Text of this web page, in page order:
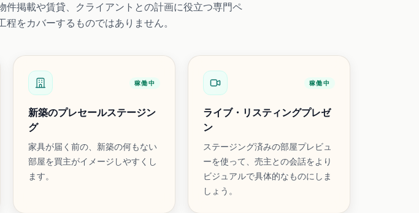
掲載や賃貸、クライアントとの計画に役立つ専門ペ
をカバーするものではありません。
稼働中
新築のプレセールステージン
グ
家具が届く前の、新築の何もない
部屋を買主がイメージしやすくし
ます。
稼働中
ライブ・リスティングプレゼ
ン
ステージング済みの部屋プレビュ
ーを使って、売主との会話をより
ビジュアルで具体的なものにしま
しょう。